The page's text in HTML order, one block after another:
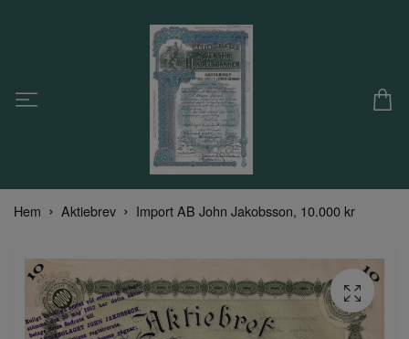
Hem Aktiebrev Import AB John Jakobsson, 10.000 kr